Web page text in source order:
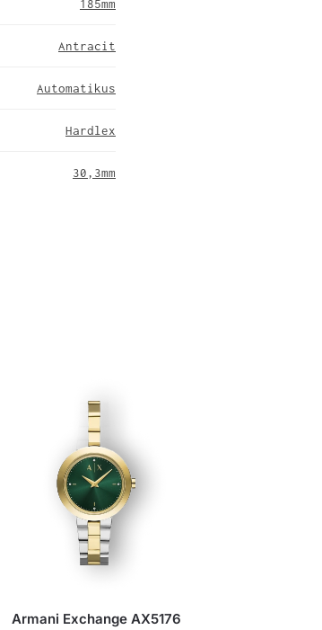
185mm
Antracit
Automatikus
Hardlex
30,3mm
Armani Exchange AX5176